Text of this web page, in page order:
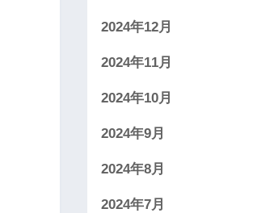
2024年12月
2024年11月
2024年10月
2024年9月
2024年8月
2024年7月